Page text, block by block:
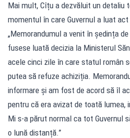
Mai mult, Cîțu a dezvăluit un detaliu
momentul în care Guvernul a luat
„Memorandumul a venit în ședința
fusese luată decizia la Ministerul
acele cinci zile în care statul român
putea să refuze achiziția.
informare și am fost de acord să îl
pentru că era avizat de toată lumea,
Mi s-a părut normal ca tot Guvernul
o lună distanță.”